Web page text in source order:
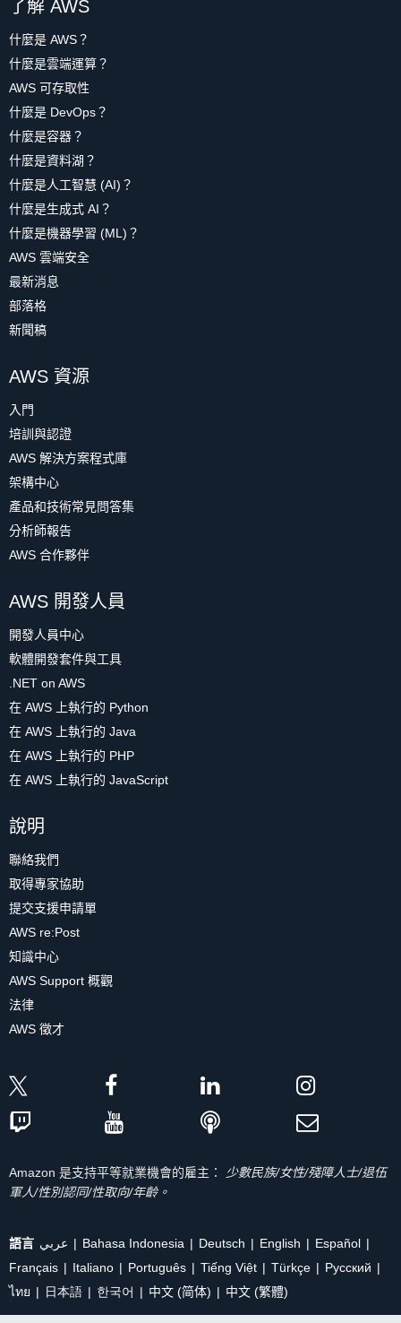
了解 AWS
什麼是 AWS？
什麼是雲端運算？
AWS 可存取性
什麼是 DevOps？
什麼是容器？
什麼是資料湖？
什麼是人工智慧 (AI)？
什麼是生成式 AI？
什麼是機器學習 (ML)？
AWS 雲端安全
最新消息
部落格
新聞稿
AWS 資源
入門
培訓與認證
AWS 解決方案程式庫
架構中心
產品和技術常見問答集
分析師報告
AWS 合作夥伴
AWS 開發人員
開發人員中心
軟體開發套件與工具
.NET on AWS
在 AWS 上執行的 Python
在 AWS 上執行的 Java
在 AWS 上執行的 PHP
在 AWS 上執行的 JavaScript
說明
聯絡我們
取得專家協助
提交支援申請單
AWS re:Post
知識中心
AWS Support 概觀
法律
AWS 徵才
Amazon 是支持平等就業機會的雇主：
少數民族/女性/殘障人士/退伍
軍人/性別認同/性取向/年齡。
語言 عربي Bahasa Indonesia Deutsch English
Español
Français
Italiano Português Tiếng Việt Türkçe
Ρусский
ไทย
日本語 한국어 中文 (简体) 中文 (繁體)